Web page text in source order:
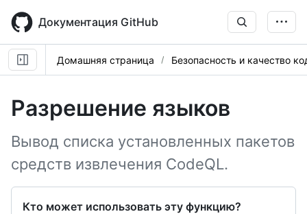
main
content
Документация GitHub
Домашняя страница Безопасность и качество
Разрешение языков
Вывод списка установленных пакетов
средств извлечения CodeQL.
Кто может использовать эту функцию?